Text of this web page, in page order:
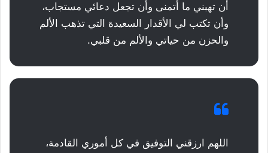
أن تهبني ما أتمنى وأن تجعل دعائي مستجاب،
وأن تكتب لي الأقدار السعيدة التي تذهب الألم
والحزن من حياتي والألم من قلبي.
اللهم ارزقني التوفيق في كل أموري القادمة،